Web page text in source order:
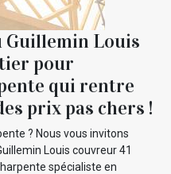
Guillemin Louis
pour
qui rentre
prix pas chers !
? Nous vous invitons
Louis couvreur 41
spécialiste en